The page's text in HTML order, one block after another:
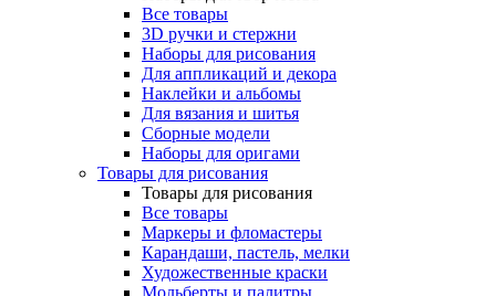
Все товары
3D ручки и стержни
Наборы для рисования
Для аппликаций и декора
Наклейки и альбомы
Для вязания и шитья
Сборные модели
Наборы для оригами
Товары для рисования
Товары для рисования
Все товары
Маркеры и фломастеры
Карандаши, пастель, мелки
Художественные краски
Мольберты и палитры